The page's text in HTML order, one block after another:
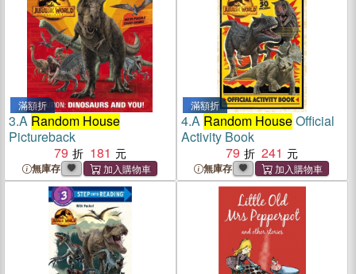
滿額折
3.A Random House
Pictureback
79
181
無庫存
滿額折
4.A Random HouseOfficial
Activity Book
79
241
無庫存